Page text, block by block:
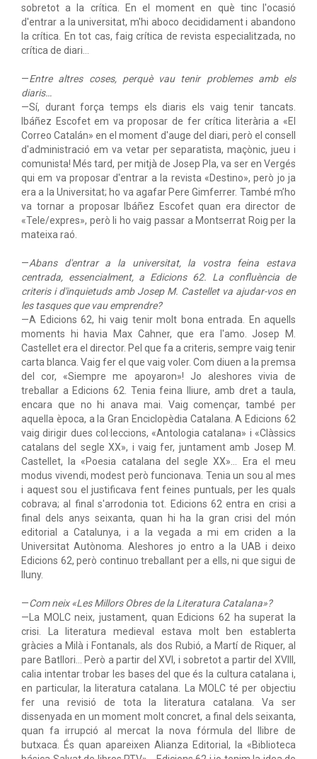
sobretot a la crítica. En el moment en què tinc l'ocasió
d'entrar a la universitat, m'hi aboco decididament i abandono
la crítica. En tot cas, faig crítica de revista especialitzada, no
crítica de diari…
—Entre altres coses, perquè vau tenir problemes amb els
diaris…
—Sí, durant força temps els diaris els vaig tenir tancats.
Ibáñez Escofet em va proposar de fer crítica literària a «El
Correo Catalán» en el moment d'auge del diari, però el consell
d'administració em va vetar per separatista, maçònic, jueu i
comunista! Més tard, per mitjà de Josep Pla, va ser en Vergés
qui em va proposar d'entrar a la revista «Destino», però jo ja
era a la Universitat; ho va agafar Pere Gimferrer. També m’ho
va tornar a proposar Ibáñez Escofet quan era director de
«Tele/expres», però li ho vaig passar a Montserrat Roig per la
mateixa raó.
—Abans d'entrar a la universitat, la vostra feina estava
centrada, essencialment, a Edicions 62. La confluència de
criteris i d'inquietuds amb Josep M. Castellet va ajudar-vos en
les tasques que vau emprendre?
—A Edicions 62, hi vaig tenir molt bona entrada. En aquells
moments hi havia Max Cahner, que era l'amo. Josep M.
Castellet era el director. Pel que fa a criteris, sempre vaig tenir
carta blanca. Vaig fer el que vaig voler. Com diuen a la premsa
del cor, «Siempre me apoyaron»! Jo aleshores vivia de
treballar a Edicions 62. Tenia feina lliure, amb dret a taula,
encara que no hi anava mai. Vaig començar, també per
aquella època, a la Gran Enciclopèdia Catalana. A Edicions 62
vaig dirigir dues col·leccions, «Antologia catalana» i «Clàssics
catalans del segle XX», i vaig fer, juntament amb Josep M.
Castellet, la «Poesia catalana del segle XX»... Era el meu
modus vivendi, modest però funcionava. Tenia un sou al mes
i aquest sou el justificava fent feines puntuals, per les quals
cobrava; al final s'arrodonia tot. Edicions 62 entra en crisi a
final dels anys seixanta, quan hi ha la gran crisi del món
editorial a Catalunya, i a la vegada a mi em criden a la
Universitat Autònoma. Aleshores jo entro a la UAB i deixo
Edicions 62, però continuo treballant per a ells, ni que sigui de
lluny.
—Com neix «Les Millors Obres de la Literatura Catalana»?
—La MOLC neix, justament, quan Edicions 62 ha superat la
crisi. La literatura medieval estava molt ben establerta
gràcies a Milà i Fontanals, als dos Rubió, a Martí de Riquer, al
pare Batllori… Però a partir del XVI, i sobretot a partir del XVIII,
calia intentar trobar les bases del que és la cultura catalana i,
en particular, la literatura catalana. La MOLC té per objectiu
fer una revisió de tota la literatura catalana. Va ser
dissenyada en un moment molt concret, a final dels seixanta,
quan fa irrupció al mercat la nova fórmula del llibre de
butxaca. És quan apareixen Alianza Editorial, la «Biblioteca